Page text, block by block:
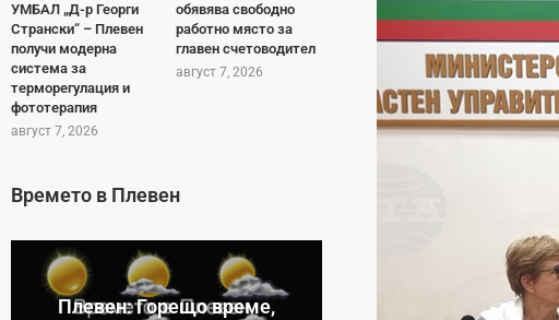
УМБАЛ „Д-р Георги
Странски“ – Плевен
получи модерна
система за
терморегулация и
фототерапия
август 7, 2026
обявява свободно
работно място за
главен счетоводител
август 7, 2026
Времето в Плевен
Плевен: Горещо време,